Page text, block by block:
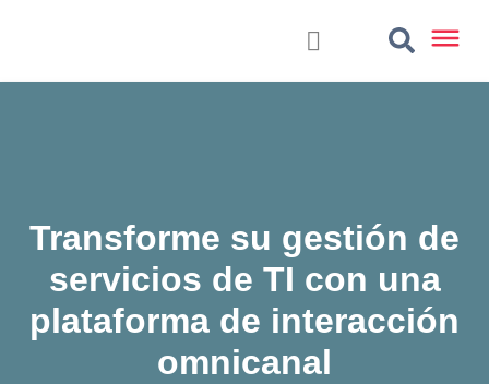
Transforme su gestión de
servicios de TI con una
plataforma de interacción
omnicanal